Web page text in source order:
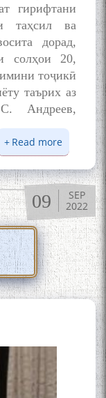
гирифтани
таҳсил ва
дорад,
солҳои 20,
тоҷикӣ
таърих аз
Андреев,
Read more
УСТОД
РӮДАКӢ
ДАР
СОТИМ
09
SEP
2022